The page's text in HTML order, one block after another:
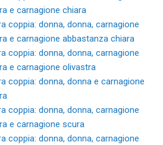
e carnagione chiara
tra coppia: donna, donna, carnagione
e carnagione abbastanza chiara
tra coppia: donna, donna, carnagione
e carnagione olivastra
tra coppia: donna, donna e carnagione
tra coppia: donna, donna, carnagione
e carnagione scura
tra coppia: donna, donna, carnagione